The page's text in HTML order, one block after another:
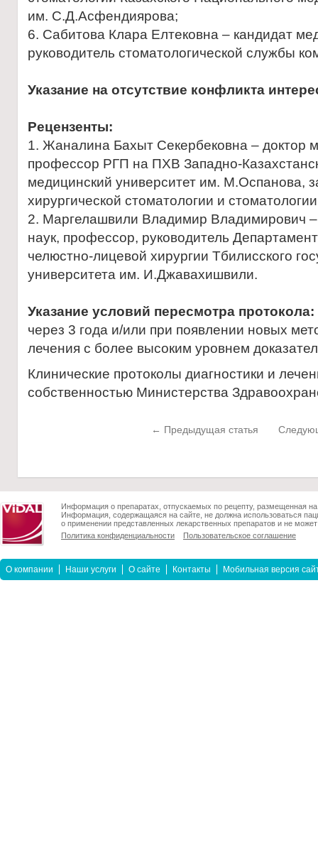
им. С.Д.Асфендиярова;
6. Сабитова Клара Елтековна – кандидат
руководитель стоматологической службы
Указание на отсутствие конфликта
Рецензенты:
1. Жаналина Бахыт Секербековна – доктор
профессор РГП на ПХВ Западно-
медицинский университет им. М.Оспанова,
хирургической стоматологии и
2. Маргелашвили Владимир Владимирович –
наук, профессор, руководитель
челюстно-лицевой хирургии Тбилисского
университета им. И.Джавахишвили.
Указание условий пересмотра протокола:
через 3 года и/или при появлении новых
лечения с более высоким уровнем
Клинические протоколы диагностики и
собственностью Министерства
← Предыдущая статья
Информация о препаратах, отпускаемых по рецепту, размещенная
Информация, содержащаяся на сайте, не должна использоваться
о применении представленных лекарственных препаратов и не
Политика конфиденциальности
Пользовательское соглашение
О компании Наши услуги О сайте Контакты Мобильная версия